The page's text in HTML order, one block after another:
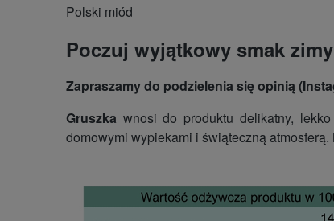
Polski miód
Poczuj wyjątkowy smak
Zapraszamy do podzielenia się opinią
Gruszka wnosi do produktu delikatny,
domowymi wypiekami i świąteczną